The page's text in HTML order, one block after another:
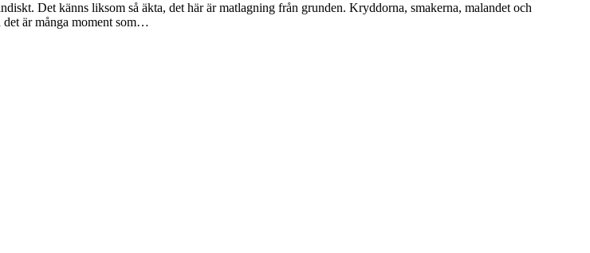
Det känns liksom så äkta, det här är matlagning från grunden. Kryddorna, smakerna, malandet och
det är många moment som…